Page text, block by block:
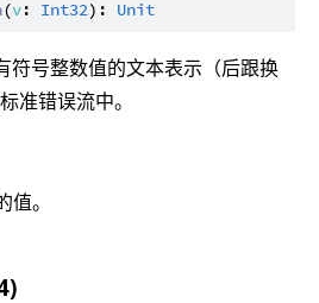
(v: Int32): Unit
符号整数值的文本表示（后跟换
准错误流中。
值。